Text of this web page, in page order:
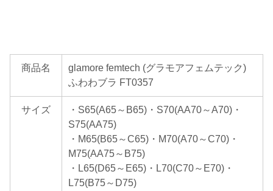
商品名
glamore femtech (グラモアフェムテック)
ふわわブラ FT0357
サイズ
・S65(A65～B65)・S70(AA70～A70)・
S75(AA75)
・M65(B65～C65)・M70(A70～C70)・
M75(AA75～B75)
・L65(D65～E65)・L70(C70～E70)・
L75(B75～D75)